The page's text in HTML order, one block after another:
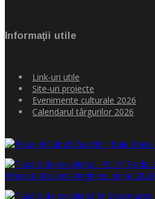
Informaţii utile
Link-uri utile
Site-uri proiecte
Evenimente culturale 2026
Calendarul târgurilor 2026